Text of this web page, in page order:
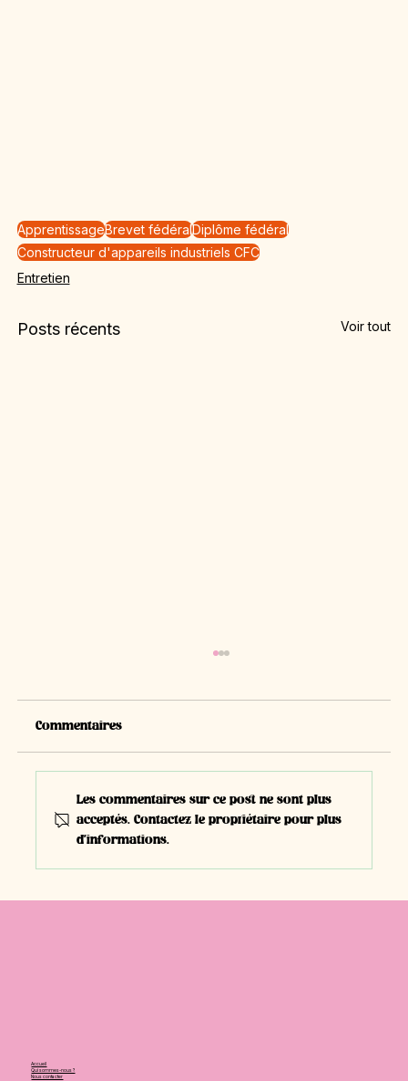
ApprentissageBrevet fédéralDiplôme fédéral
Constructeur d'appareils industriels CFC
Entretien
Posts récents Voir tout
Commentaires
Les commentaires sur ce post ne sont plus
acceptés. Contactez le propriétaire pour plus
d'informations.
Accueil
Qui sommes-nous ?
Nous contacter